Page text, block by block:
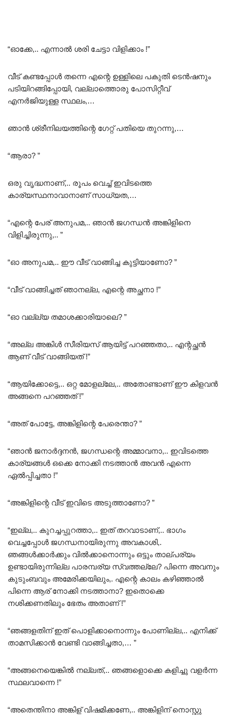
“ഓക്കേ,.. എന്നാൽ ശരി ചേട്ടാ വിളിക്കാം !”
വീട് കണ്ടപ്പോൾ തന്നെ എന്റെ ഉള്ളിലെ പകുതി ടെൻഷനും
പടിയിറങ്ങിപ്പോയി, വല്ലാത്തൊരു പോസിറ്റീവ്
എനർജിയുള്ള സ്ഥലം,…
ഞാൻ ശ്രീനിലയത്തിന്റെ ഗേറ്റ് പതിയെ തുറന്നു,…
“ആരാ? ”
ഒരു വൃദ്ധനാണ്,.. രൂപം വെച്ച് ഇവിടത്തെ
കാര്യസ്ഥനാവാനാണ് സാധ്യത,…
“എന്റെ പേര് അനുപമ,.. ഞാൻ ജഗന്ധൻ അങ്കിളിനെ
വിളിച്ചിരുന്നു,.. ”
“ഓ അനുപമ,.. ഈ വീട് വാങ്ങിച്ച കുട്ടിയാണോ? ”
“വീട് വാങ്ങിച്ചത് ഞാനല്ല, എന്റെ അച്ഛനാ !”
“ഓ വല്ല്യ തമാശക്കാരിയാലെ? ”
“അല്ല അങ്കിൾ സീരിയസ് ആയിട്ട് പറഞ്ഞതാ,.. എന്റച്ഛൻ
ആണ് വീട് വാങ്ങിയത് !”
“ആയിക്കോട്ടെ,.. ഒറ്റ മോളല്ലേ,.. അതോണ്ടാണ് ഈ കിളവൻ
അങ്ങനെ പറഞ്ഞത് !”
“അത് പോട്ടേ, അങ്കിളിന്റെ പേരെന്താ? ”
“ഞാൻ ജനാർദ്ദനൻ, ജഗന്ധന്റെ അമ്മാവനാ,.. ഇവിടത്തെ
കാര്യങ്ങൾ ഒക്കെ നോക്കി നടത്താൻ അവൻ എന്നെ
ഏൽപ്പിച്ചതാ !”
“അങ്കിളിന്റെ വീട് ഇവിടെ അടുത്താണോ? ”
“ഇല്ല,.. കുറച്ചപ്പുറത്താ,.. ഇത് തറവാടാണ്,.. ഭാഗം
വെച്ചപ്പോൾ ജഗന്ധനായിരുന്നു അവകാശി,.
ഞങ്ങൾക്കാർക്കും വിൽക്കാനൊന്നും ഒട്ടും താല്പര്യം
ഉണ്ടായിരുന്നില്ല പാരമ്പര്യ സ്വത്തല്ലേ? പിന്നെ അവനും
കുടുംബവും അമേരിക്കയിലും,. എന്റെ കാലം കഴിഞ്ഞാൽ
പിന്നെ ആര് നോക്കി നടത്താനാ? ഇതൊക്കെ
നശിക്കണതിലും ഭേതം അതാണ് !”
“ഞങ്ങളതിന് ഇത് പൊളിക്കാനൊന്നും പോണില്ല,.. എനിക്ക്
താമസിക്കാൻ വേണ്ടി വാങ്ങിച്ചതാ,… ”
“അങ്ങനെയെങ്കിൽ നല്ലത്,.. ഞങ്ങളൊക്കെ കളിച്ചു വളർന്ന
സ്ഥലവാന്നെ !”
“അതെന്തിനാ അങ്കിള് വിഷമിക്കണേ,.. അങ്കിളിന് നൊസ്റ്റു